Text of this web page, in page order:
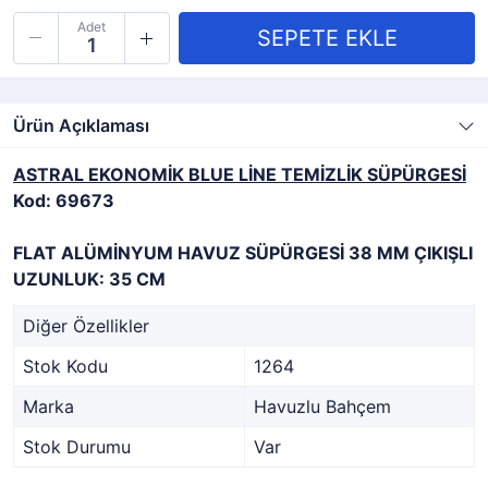
Adet
Ürün Açıklaması
ASTRAL EKONOMİK BLUE LİNE TEMİZLİK SÜPÜRGESİ
Kod: 69673
FLAT ALÜMİNYUM HAVUZ SÜPÜRGESİ 38 MM ÇIKIŞLI
UZUNLUK: 35 CM
Diğer Özellikler
Stok Kodu
1264
Marka
Havuzlu Bahçem
Stok Durumu
Var